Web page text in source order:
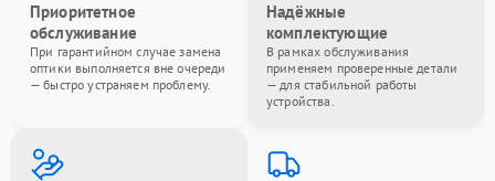
Приоритетное
обслуживание
При гарантийном случае замена
оптики выполняется вне очереди
— быстро устраняем проблему.
Надёжные
комплектующие
В рамках обслуживания
применяем проверенные детали
— для стабильной работы
устройства.